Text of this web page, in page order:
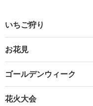
いちご狩り
お花見
ゴールデンウィーク
花火大会